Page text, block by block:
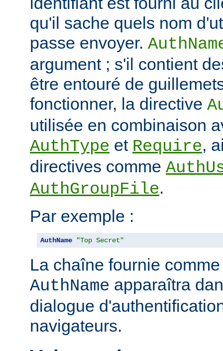
qu'il sache quels nom
passe envoyer.
argument ; s'il contient
être entouré de
fonctionner, la directive
utilisée en combinaison
AuthType et Require,
directives comme
AuthGroupFile.
Par exemple :
AuthName "Top Secret"
La chaîne fournie
AuthName apparaîtra
dialogue
navigateurs.